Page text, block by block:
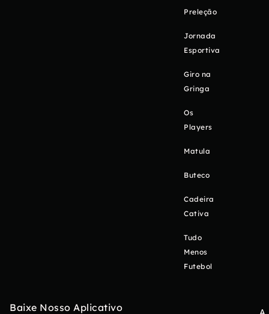
Preleção
Jornada
Esportiva
Giro na
Gringa
Os
Players
Matula
Buteco
Cadeira
Cativa
Tudo
Menos
Futebol
Baixe Nosso Aplicativo